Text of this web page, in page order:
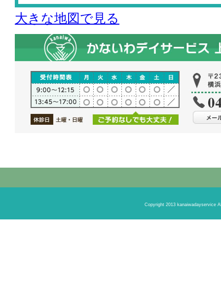
大きな地図で見る
Copyright 2013 kanaiwadayservice